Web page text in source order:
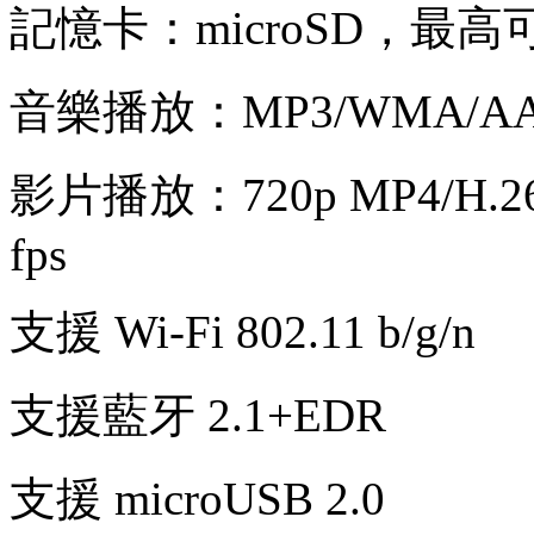
記憶卡：microSD，最高
音樂播放：MP3/WMA/
影片播放：720p MP4/
fps
支援 Wi-Fi 802.11 b/g/n
支援藍牙 2.1+EDR
支援 microUSB 2.0